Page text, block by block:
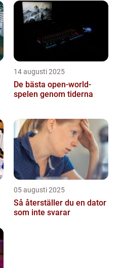
14 augusti 2025
De bästa open-world-
spelen genom tiderna
05 augusti 2025
Så återställer du en dator
som inte svarar